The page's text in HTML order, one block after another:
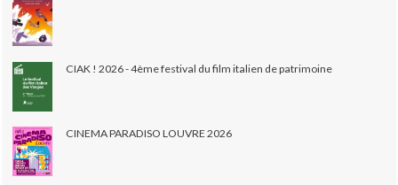
CIAK ! 2026 - 4ème festival du film italien de patrimoine
CINEMA PARADISO LOUVRE 2026